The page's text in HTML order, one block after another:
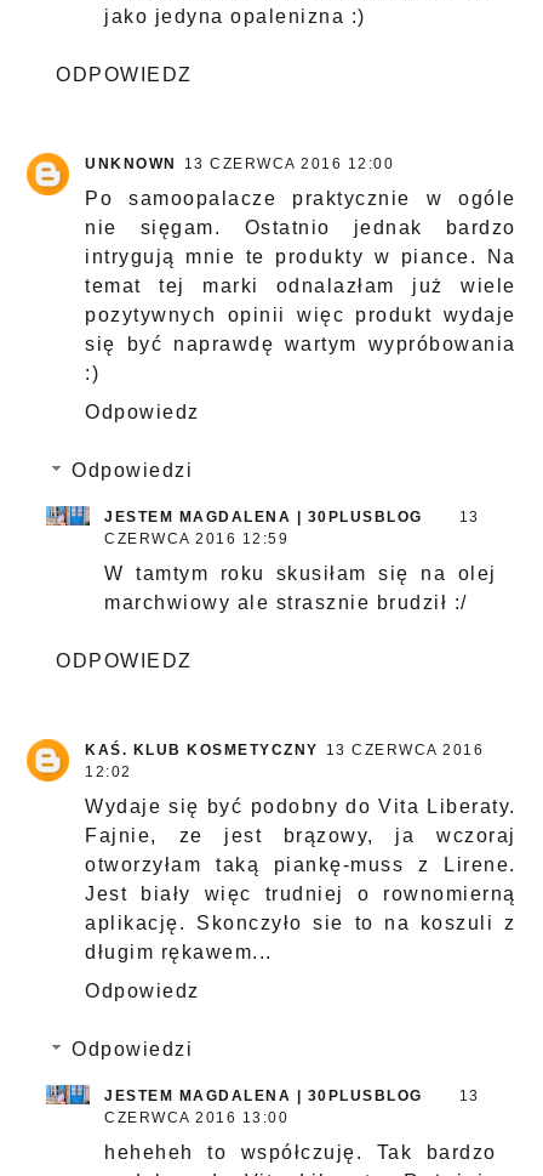
jako jedyna opalenizna :)
ODPOWIEDZ
UNKNOWN 13 CZERWCA 2016 12:00
Po samoopalacze praktycznie w ogóle
nie sięgam. Ostatnio jednak bardzo
intrygują mnie te produkty w piance. Na
temat tej marki odnalazłam już wiele
pozytywnych opinii więc produkt wydaje
się być naprawdę wartym wypróbowania
:)
Odpowiedz
Odpowiedzi
JESTEM MAGDALENA | 30PLUSBLOG
13
CZERWCA 2016 12:59
W tamtym roku skusiłam się na olej
marchwiowy ale strasznie brudził :/
ODPOWIEDZ
KAŚ. KLUB KOSMETYCZNY
13 CZERWCA 2016
12:02
Wydaje się być podobny do Vita Liberaty.
Fajnie, ze jest brązowy, ja wczoraj
otworzyłam taką piankę-muss z Lirene.
Jest biały więc trudniej o rownomierną
aplikację. Skonczyło sie to na koszuli z
długim rękawem...
Odpowiedz
Odpowiedzi
JESTEM MAGDALENA | 30PLUSBLOG
13
CZERWCA 2016 13:00
heheheh to współczuję. Tak bardzo